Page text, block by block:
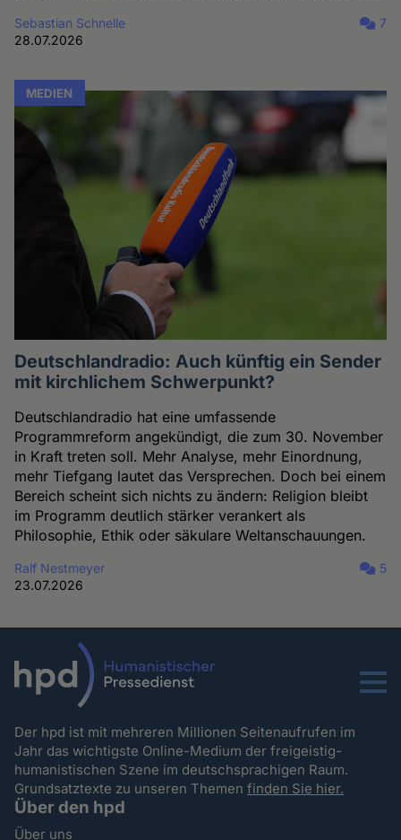
Sebastian Schnelle
28.07.2026
7
MEDIEN
Deutschlandradio: Auch künftig ein Sender
mit kirchlichem Schwerpunkt?
Deutschlandradio hat eine umfassende
Programmreform angekündigt, die zum 30. November
in Kraft treten soll. Mehr Analyse, mehr Einordnung,
mehr Tiefgang lautet das Versprechen. Doch bei einem
Bereich scheint sich nichts zu ändern: Religion bleibt
im Programm deutlich stärker verankert als
Philosophie, Ethik oder säkulare Weltanschauungen.
Ralf Nestmeyer
23.07.2026
5
Menu
Der hpd ist mit mehreren Millionen Seitenaufrufen im
Jahr das wichtigste Online-Medium der freigeistig-
humanistischen Szene im deutschsprachigen Raum.
Grundsatztexte zu unseren Themenfinden Sie hier.
Über den hpd
Über uns